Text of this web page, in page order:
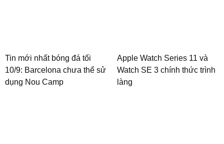
Tin mới nhất bóng đá tối
10/9: Barcelona chưa thể sử
dụng Nou Camp
Apple Watch Series 11 và
Watch SE 3 chính thức trình
làng